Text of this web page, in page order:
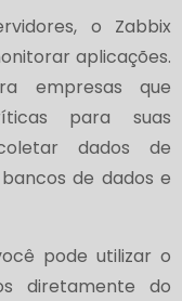
o Zabbix
aplicações.
empresas que
para suas
dados de
de dados e
pode utilizar o
diretamente do